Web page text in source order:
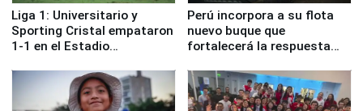
Liga 1: Universitario y
Sporting Cristal empataron
1-1 en el Estadio
Perú incorpora a su flota
nuevo buque que
fortalecerá la respuesta